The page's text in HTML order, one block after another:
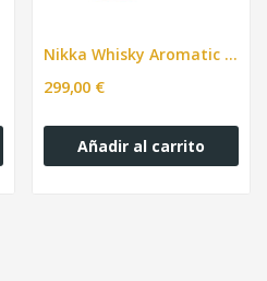
Nikka Whisky Aromatic Yeast 700ml
299,00 €
Añadir al carrito